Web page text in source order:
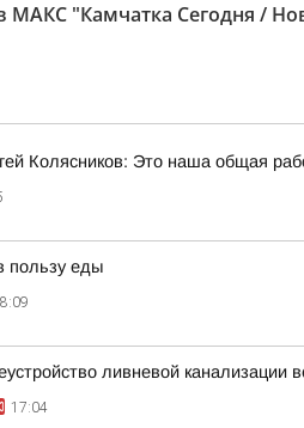
МАКС "Камчатка Сегодня /
Колясников: Это наша общая
пользу еды
ливневой канализации
17:04